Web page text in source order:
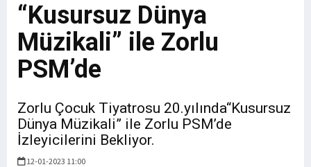
“Kusursuz Dünya
Müzikali” ile Zorlu
PSM’de
Zorlu Çocuk Tiyatrosu 20.yılında“Kusursuz
Dünya Müzikali” ile Zorlu PSM’de
İzleyicilerini Bekliyor.
12-01-2023 11:00